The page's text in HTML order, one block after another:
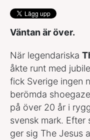
Väntan är över.
När legendariska
åkte runt med
fick Sverige ingen
berömda
på över 20 år i
svensk mark. Efter
ger sig The Jesus